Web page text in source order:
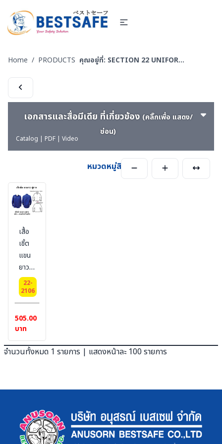
Home / PRODUCTS คุณอยู่ที่: SECTION 22 UNIFORM FORMAL OFFICE SUIT -ชุดออฟฟิต-ชุดสำนักงาน-ชุดทางการ
เอกสารและสื่อมีเดีย ที่เกี่ยวข้อง (คลิ๊กเพื่อ แสดง/
ซ่อน)
Catalog | PDF | Video
หมวดหมู่สินค้า
เสื้อ
เชิ้ต
แขน
ยาว
ผู้ชาย
ผ้าทีซี
คอตตอน
ผสม
(ราคา
ยังไม่
รวม
22-
2106
505.00
บาท
จำนวนทั้งหมด 1 รายการ | แสดงหน้าละ 100 รายการ